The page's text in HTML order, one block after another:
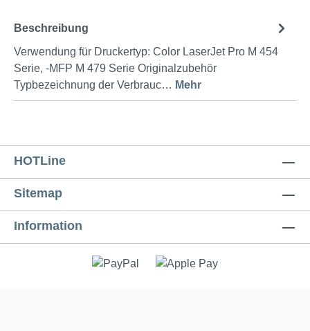
Beschreibung
Verwendung für Druckertyp: Color LaserJet Pro M 454
Serie, -MFP M 479 Serie Originalzubehör
Typbezeichnung der Verbrauc… Mehr
HOTLine
Sitemap
Information